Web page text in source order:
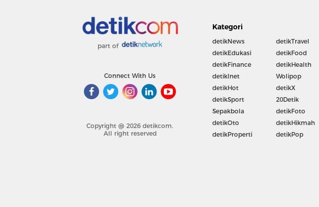
part of
Connect With Us
Copyright @ 2026 detikcom.
All right reserved
Kategori
detikNews
detikEdukasi
detikFinance
detikInet
detikHot
detikSport
Sepakbola
detikOto
detikProperti
detikTravel
detikFood
detikHealth
Wolipop
detikX
20Detik
detikFoto
detikHikmah
detikPop